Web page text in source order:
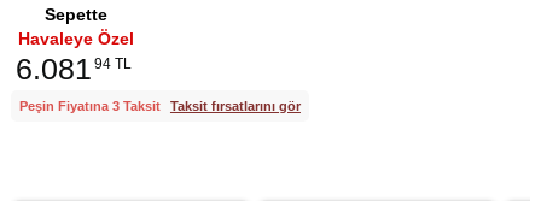
Sepette
Havaleye Özel
6.081 94 TL
Peşin Fiyatına 3 Taksit Taksit fırsatlarını gör